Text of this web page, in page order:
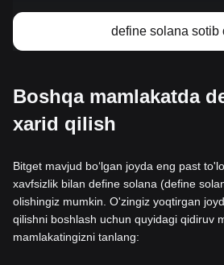
define solana sotib
Boshqa mamlakatda
xarid qilish
Bitget mavjud boʻlgan joyda eng past
xavfsizlik bilan define solana (define
olishingiz mumkin. O'zingiz yoqtirgan
qilishni boshlash uchun quyidagi qidiruv
mamlakatingizni tanlang: